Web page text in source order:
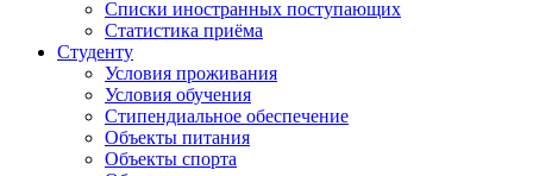
Списки иностранных поступающих
Статистика приёма
Студенту
Условия проживания
Условия обучения
Стипендиальное обеспечение
Объекты питания
Объекты спорта